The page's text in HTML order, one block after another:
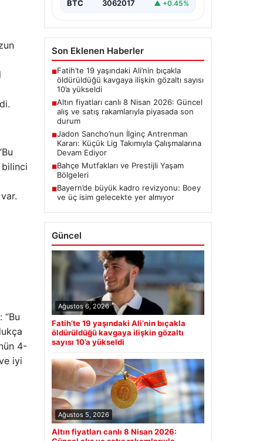
bilinci
“Bu
4-
iyi
BTC 3062017 ▲ +0.45%
Son Eklenen Haberler
■Fatih’te 19 yaşındaki Ali’nin bıçakla
öldürüldüğü kavgaya ilişkin gözaltı sayısı
10’a yükseldi
■Altın fiyatları canlı 8 Nisan 2026: Güncel
alış ve satış rakamlarıyla piyasada son
durum
■Jadon Sancho’nun İlginç Antrenman
Kararı: Küçük Lig Takımıyla Çalışmalarına
Devam Ediyor
■Bahçe Mutfakları ve Prestijli Yaşam
Bölgeleri
■Bayern’de büyük kadro revizyonu: Boey
ve üç isim gelecekte yer almıyor
Güncel
Ağustos 6, 2026
Fatih’te 19 yaşındaki Ali’nin bıçakla
öldürüldüğü kavgaya ilişkin gözaltı
sayısı 10’a yükseldi
Ağustos 5, 2026
Altın fiyatları canlı 8 Nisan 2026: